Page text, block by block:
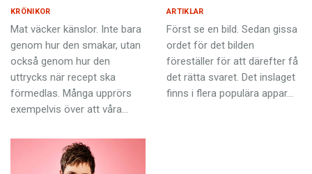
KRÖNIKOR
Mat väcker känslor. Inte bara
genom hur den smakar, utan
också genom hur den
uttrycks när recept ska
förmedlas. Många upprörs
exempelvis över att våra…
ARTIKLAR
Först se en bild. Sedan gissa
ordet för det bilden
föreställer för att därefter få
det rätta svaret. Det inslaget
finns i flera populära appar…